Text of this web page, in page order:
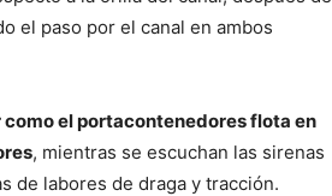
el paso por el canal en ambos
como el portacontenedores flota en
, mientras se escuchan las sirenas
de labores de draga y tracción.